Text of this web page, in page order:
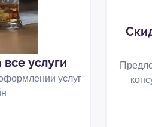
услуги
услуг